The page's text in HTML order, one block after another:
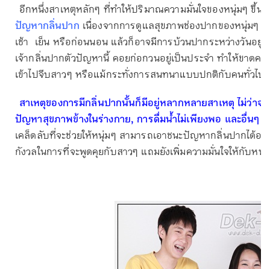
อีกหนึ่งสาเหตุหลักๆ ที่ทำให้ปริมาณความมั่นใจของหนุ่มๆ ขึ้
ปัญหากลิ่นปาก เนื่องจากการดูแลสุขภาพช่องปากของหนุ่มๆ
เช้า  เย็น หรือก่อนนอน แล้วก็อาจมีการบ้วนปากระหว่างวันอ
เจ้ากลิ่นปากตัวปัญหานี้ คอยก่อกวนอยู่เป็นประจำ ทำให้ขาดคว
เข้าไปจีบสาวๆ หรือแม้กระทั่งการสนทนาแบบปกติกับคนทั่วไป
สาเหตุของการมีกลิ่นปากนั้นก็มีอยู่หลากหลายสาเหตุ ไม่ว่า
ปัญหาสุขภาพข้างในร่างกาย, การดื่มน้ำไม่เพียงพอ และอื่นๆ
เคล็ดลับที่จะช่วยให้หนุ่มๆ สามารถเอาชนะปัญหากลิ่นปากได้อย่
กังวลในการที่จะพูดคุยกับสาวๆ แถมยังเพิ่มความมั่นใจให้กับหนุ่